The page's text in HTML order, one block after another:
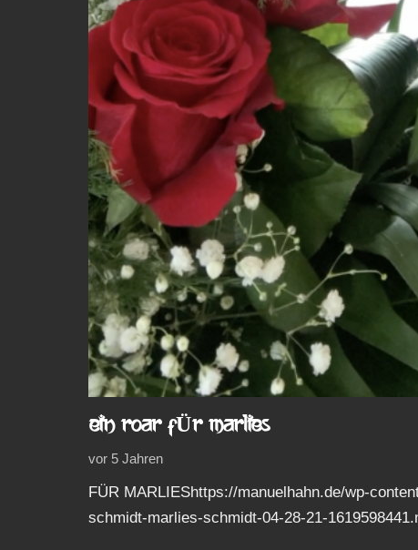
EIN ROAR FÜR MARLIES
vor 5 Jahren
FÜR MARLIEShttps://manuelhahn.de/wp-
schmidt-marlies-schmidt-04-28-21-